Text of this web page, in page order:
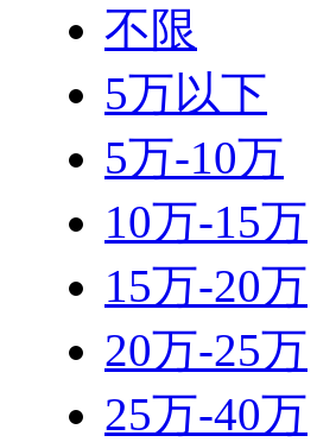
不限
5万以下
5万-10万
10万-15万
15万-20万
20万-25万
25万-40万